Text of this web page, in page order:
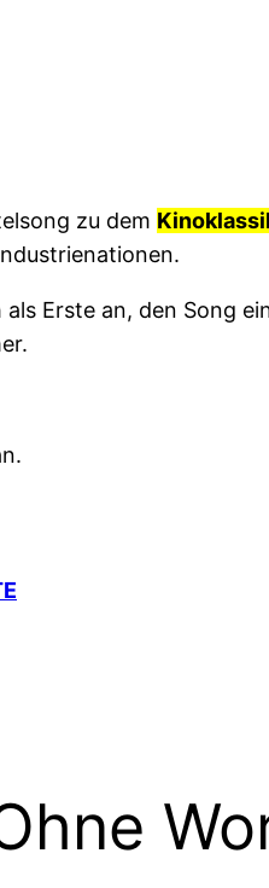
zu dem
Erste an, den Song